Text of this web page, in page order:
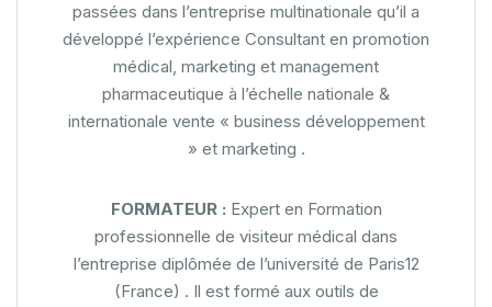
passées dans l’entreprise multinationale qu’il a
développé l’expérience Consultant en promotion
médical, marketing et management
pharmaceutique à l’échelle nationale &
internationale vente « business développement
» et marketing .
FORMATEUR : Expert en Formation
professionnelle de visiteur médical dans
l’entreprise diplômée de l’université de Paris12
(France) . Il est formé aux outils de